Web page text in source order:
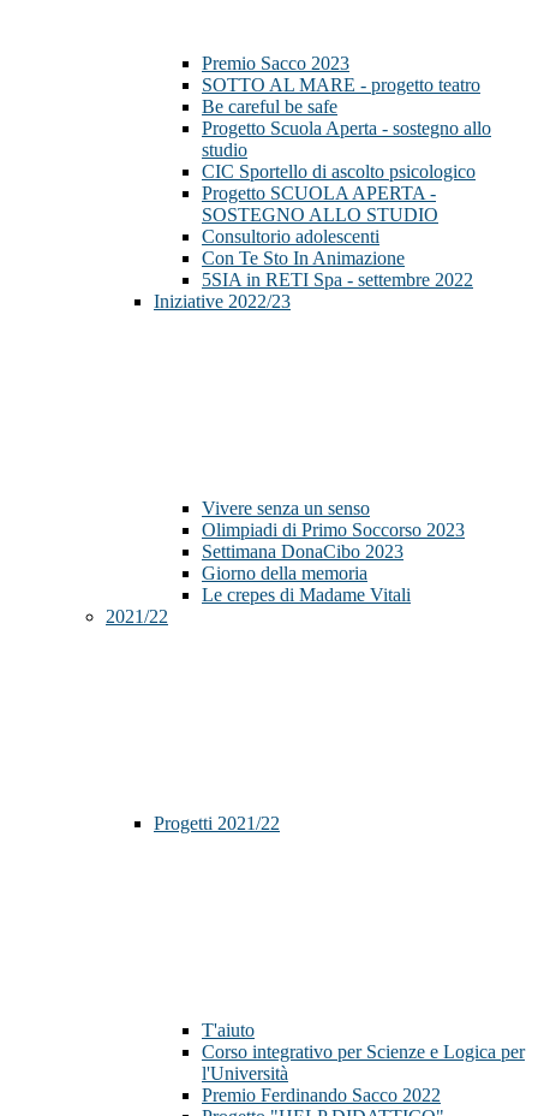
Premio Sacco 2023
SOTTO AL MARE - progetto teatro
Be careful be safe
Progetto Scuola Aperta - sostegno allo
studio
CIC Sportello di ascolto psicologico
Progetto SCUOLA APERTA -
SOSTEGNO ALLO STUDIO
Consultorio adolescenti
Con Te Sto In Animazione
5SIA in RETI Spa - settembre 2022
Iniziative 2022/23
Vivere senza un senso
Olimpiadi di Primo Soccorso 2023
Settimana DonaCibo 2023
Giorno della memoria
Le crepes di Madame Vitali
2021/22
Progetti 2021/22
T'aiuto
Corso integrativo per Scienze e Logica per
l'Università
Premio Ferdinando Sacco 2022